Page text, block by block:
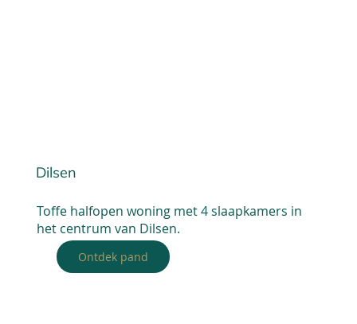
Dilsen
Toffe halfopen woning met 4 slaapkamers in
het centrum van Dilsen.
Ontdek pand